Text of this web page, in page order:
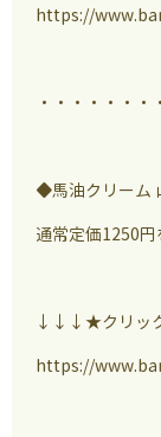
https://
・・・・・・・
◆馬油クリーム
通常定価1250円
↓↓↓★クリッ
https://